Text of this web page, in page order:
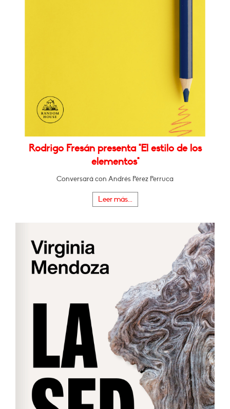
Rodrigo Fresán presenta "El estilo de los
elementos"
Conversará con Andrés Pérez Perruca
Leer más...